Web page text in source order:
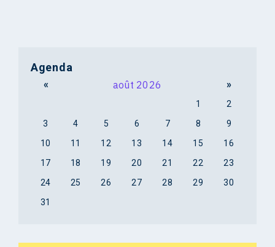
Agenda
« août 2026 »
1
2
3
4 5 6 7 8
9
10
11 12 13 14 15
16
17
18 19 20 21 22
23
24
25 26 27 28 29
30
31